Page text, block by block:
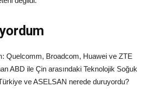
Quelcomm, Broadcom, Huawei ve ZTE
ABD ile Çin arasındaki Teknolojik Soğuk
ve ASELSAN nerede duruyordu?